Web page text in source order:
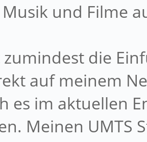
und Filme
die
auf meinem
es im aktuellen
Meinen UMTS